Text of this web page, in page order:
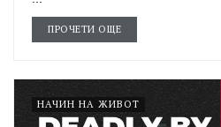
ПРОЧЕТИ ОЩЕ
НАЧИН НА ЖИВОТ